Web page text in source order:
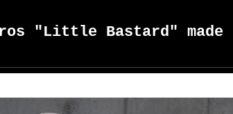
"Little Bastard" made